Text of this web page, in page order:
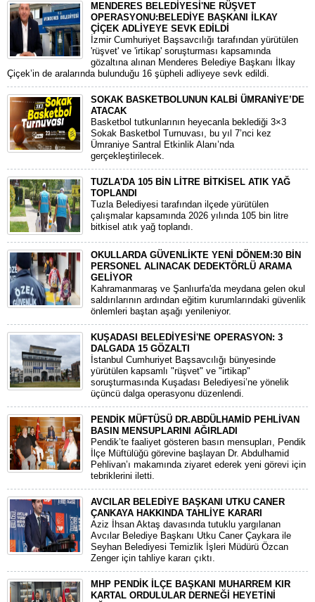
MENDERES BELEDİYESİ'NE RÜŞVET
OPERASYONU:BELEDİYE BAŞKANI İLKAY
ÇİÇEK ADLİYEYE SEVK EDİLDİ
​İzmir Cumhuriyet Başsavcılığı tarafından yürütülen
'rüşvet' ve 'irtikap' soruşturması kapsamında
gözaltına alınan Menderes Belediye Başkanı İlkay
Çiçek’in de aralarında bulunduğu 16 şüpheli adliyeye sevk edildi.
SOKAK BASKETBOLUNUN KALBİ ÜMRANİYE’DE
ATACAK
Basketbol tutkunlarının heyecanla beklediği 3×3
Sokak Basketbol Turnuvası, bu yıl 7’nci kez
Ümraniye Santral Etkinlik Alanı’nda
gerçekleştirilecek.
TUZLA'DA 105 BİN LİTRE BİTKİSEL ATIK YAĞ
TOPLANDI
Tuzla Belediyesi tarafından ilçede yürütülen
çalışmalar kapsamında 2026 yılında 105 bin litre
bitkisel atık yağ toplandı.
OKULLARDA GÜVENLİKTE YENİ DÖNEM:30 BİN
PERSONEL ALINACAK DEDEKTÖRLÜ ARAMA
GELİYOR
​Kahramanmaraş ve Şanlıurfa'da meydana gelen okul
saldırılarının ardından eğitim kurumlarındaki güvenlik
önlemleri baştan aşağı yenileniyor.
KUŞADASI BELEDİYESİ'NE OPERASYON: 3
DALGADA 15 GÖZALTI
​İstanbul Cumhuriyet Başsavcılığı bünyesinde
yürütülen kapsamlı "rüşvet" ve "irtikap"
soruşturmasında Kuşadası Belediyesi’ne yönelik
üçüncü dalga operasyonu düzenlendi.
PENDİK MÜFTÜSÜ DR.ABDÜLHAMİD PEHLİVAN
BASIN MENSUPLARINI AĞIRLADI
​Pendik’te faaliyet gösteren basın mensupları, Pendik
İlçe Müftülüğü görevine başlayan Dr. Abdulhamid
Pehlivan’ı makamında ziyaret ederek yeni görevi için
tebriklerini iletti.
AVCILAR BELEDİYE BAŞKANI UTKU CANER
ÇANKAYA HAKKINDA TAHLİYE KARARI
​Aziz İhsan Aktaş davasında tutuklu yargılanan
Avcılar Belediye Başkanı Utku Caner Çaykara ile
Seyhan Belediyesi Temizlik İşleri Müdürü Özcan
Zenger için tahliye kararı çıktı.
MHP PENDİK İLÇE BAŞKANI MUHARREM KIR
KARTAL ORDULULAR DERNEĞİ HEYETİNİ